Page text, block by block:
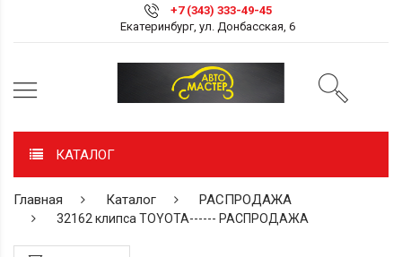
+7 (343) 333-49-45
Екатеринбург, ул. Донбасская, 6
КАТАЛОГ
Главная Каталог РАСПРОДАЖА
32162 клипса TOYOTA------ РАСПРОДАЖА